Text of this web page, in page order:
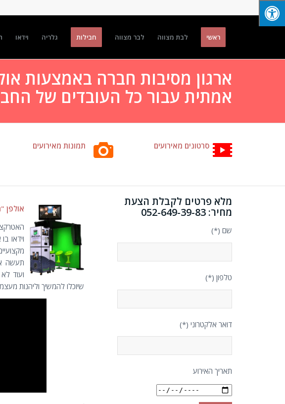
ראשי לבת מצווה לבר מצווה חבילות גלריה וידאו
ארגון מסיבות חברה באמצעות
אמתית עבור כל העובדים של
סרטונים מאירועים תמונות מאירועים
מלא פרטים לקבלת הצעת
מחיר: 052-649-39-83
שם (*)
טלפון (*)
דואר אלקטרוני (*)
תאריך האירוע
אולפן
וידאו
תעשה
ועוד
שיוכלו להמשיך וליהנות